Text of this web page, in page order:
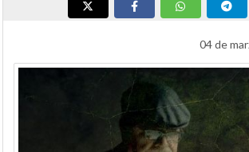
04 de